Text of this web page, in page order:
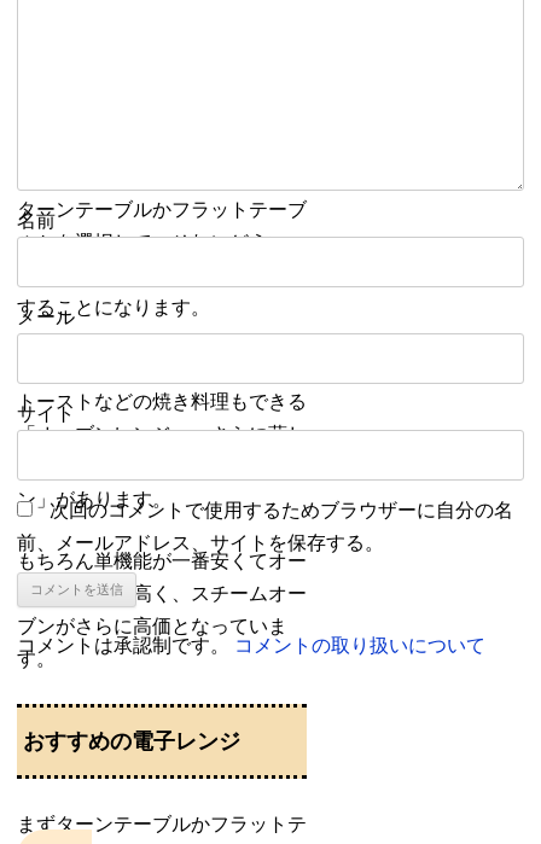
ターンテーブルかフラットテーブ
ルかを選択して、それにどういっ
することになります。
トーストなどの焼き料理もできる
「オーブンレンジ」、さらに蒸し
ン」があります。
もちろん単機能が一番安くてオー
ブンレンジが高く、スチームオー
ブンがさらに高価となっていま
す。
おすすめの電子レンジ
まずターンテーブルかフラットテ
名前
メール
サイト
次回のコメントで使用するためブラウザーに自分の名
前、メールアドレス、サイトを保存する。
コメントは承認制です。 コメントの取り扱いについて